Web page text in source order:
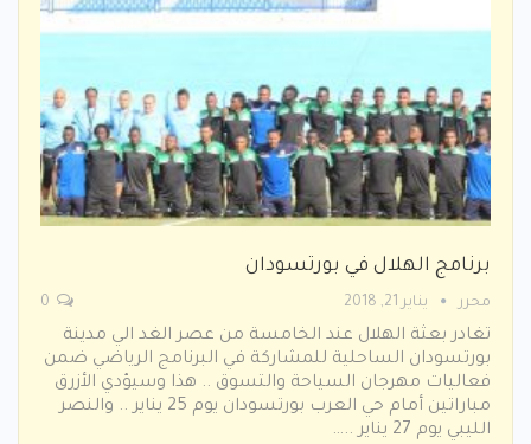
برنامج الهلال في بورتسودان
محرر يناير 21, 2018
تغادر بعثة الهلال عند الخامسة من عصر الغد الي مدينة
بورتسودان الساحلية للمشاركة في البرنامج الرياضي ضمن
فعاليات مهرجان السياحة والتسوق .. هذا وسيؤدي الأزرق
مباراتين أمام حي العرب بورتسودان يوم 25 يناير .. والنصر
الليبي يوم 27 يناير ..…